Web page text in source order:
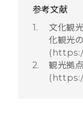
参考文献
文化観
化観光
観光拠